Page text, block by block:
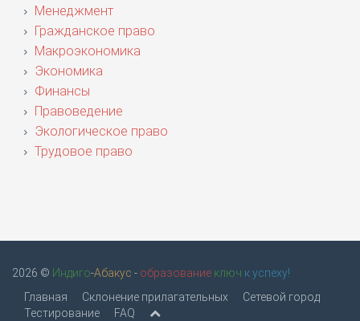
Менеджмент
Гражданское право
Макроэкономика
Экономика
Финансы
Правоведение
Экологическое право
Трудовое право
2026 © Индиго-Абакус - образование ключ к успеху!
Главная
Склонение прилагательных
Сетевой город
Тестирование
FAQ